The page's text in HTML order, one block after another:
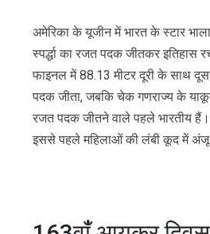
अमेरिका के यूजीन में भारत के स्टार
स्पर्द्धा का रजत पदक जीतकर इतिहास
फाइनल में 88.13 मीटर दूरी के साथ
पदक जीता, जबकि चेक गणराज्य के
रजत पदक जीतने वाले पहले भारतीय हैं।
इससे पहले महिलाओं की लंबी कूद में अंजू